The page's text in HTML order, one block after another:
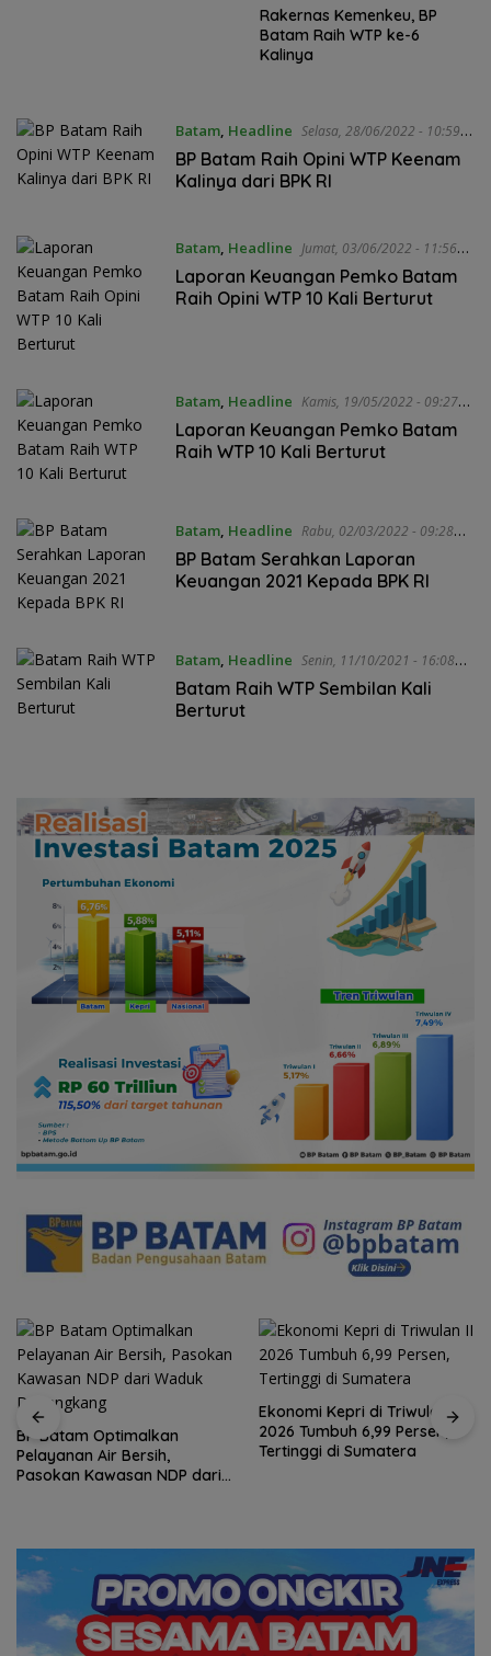
Rakernas Kemenkeu, BP
Batam Raih WTP ke-6
Kalinya
Batam, Headline Selasa, 28/06/2022 - 10:59
WIB
BP Batam Raih Opini WTP Keenam
Kalinya dari BPK RI
Batam, Headline Jumat, 03/06/2022 - 11:56
WIB
Laporan Keuangan Pemko Batam
Raih Opini WTP 10 Kali Berturut
Batam, Headline Kamis, 19/05/2022 - 09:27
WIB
Laporan Keuangan Pemko Batam
Raih WTP 10 Kali Berturut
Batam, Headline Rabu, 02/03/2022 - 09:28
WIB
BP Batam Serahkan Laporan
Keuangan 2021 Kepada BPK RI
Batam, Headline Senin, 11/10/2021 - 16:08
WIB
Batam Raih WTP Sembilan Kali
Berturut
BP Batam Optimalkan
Pelayanan Air Bersih,
Pasokan Kawasan NDP dari
Ekonomi Kepri di Triwulan II
2026 Tumbuh 6,99 Persen,
Tertinggi di Sumatera